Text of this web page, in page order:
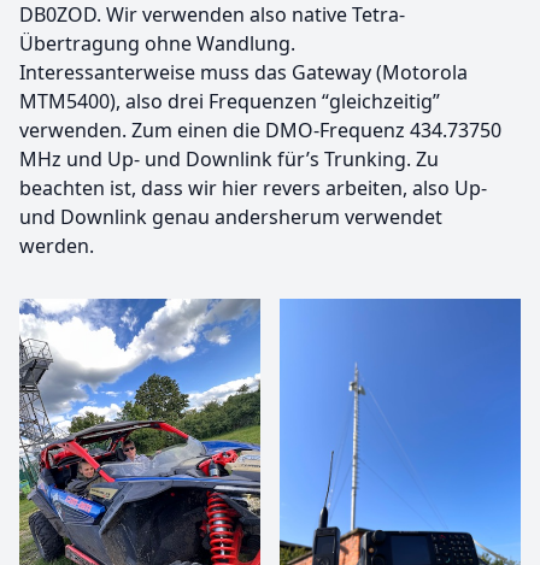
DB0ZOD. Wir verwenden also native Tetra-
Übertragung ohne Wandlung.
Interessanterweise muss das Gateway (Motorola
MTM5400), also drei Frequenzen “gleichzeitig”
verwenden. Zum einen die DMO-Frequenz 434.73750
MHz und Up- und Downlink für’s Trunking. Zu
beachten ist, dass wir hier revers arbeiten, also Up-
und Downlink genau andersherum verwendet
werden.